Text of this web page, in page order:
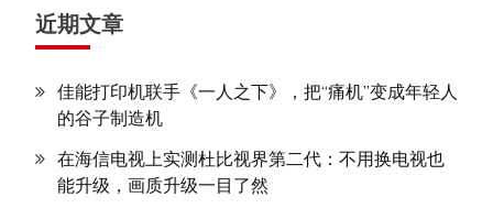
近期文章
佳能打印机联手《一人之下》，把“痛机”变成年轻人
的谷子制造机
在海信电视上实测杜比视界第二代：不用换电视也
能升级，画质升级一目了然